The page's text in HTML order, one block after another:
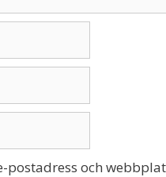
postadress och